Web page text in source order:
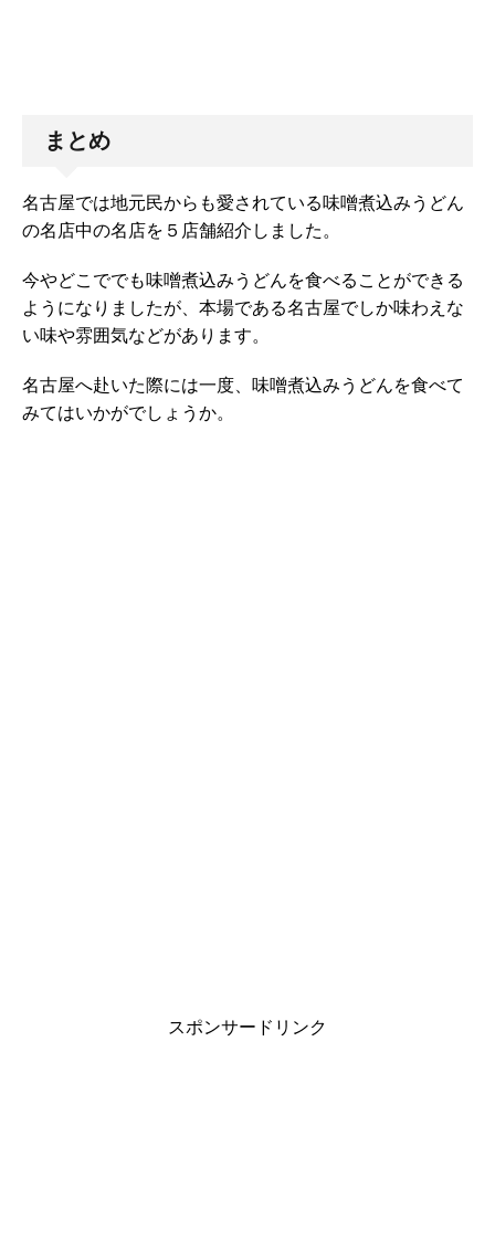
まとめ
名古屋では地元民からも愛されている味噌煮込みうどん
の名店中の名店を５店舗紹介しました。
今やどこででも味噌煮込みうどんを食べることができる
ようになりましたが、本場である名古屋でしか味わえな
い味や雰囲気などがあります。
名古屋へ赴いた際には一度、味噌煮込みうどんを食べて
みてはいかがでしょうか。
スポンサードリンク